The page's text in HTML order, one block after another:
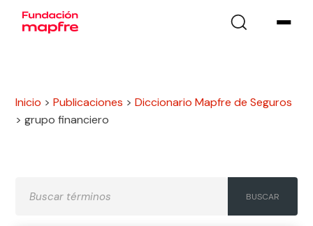
Inicio >Publicaciones >Diccionario Mapfre de Seguros
>grupo financiero